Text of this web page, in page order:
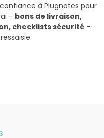
à Plugnotes pour
- bons de livraison,
checklists sécurité -